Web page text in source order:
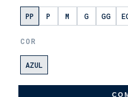
PP P M G GG
COR
AZUL